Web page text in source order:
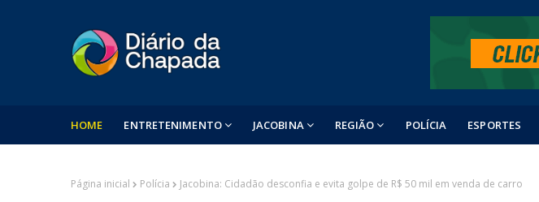
HOME ENTRETENIMENTO JACOBINA REGIÃO POLÍCIA ESPORTES
Página inicial Polícia Jacobina: Cidadão desconfia e evita golpe de R$ 50 mil em venda de carro